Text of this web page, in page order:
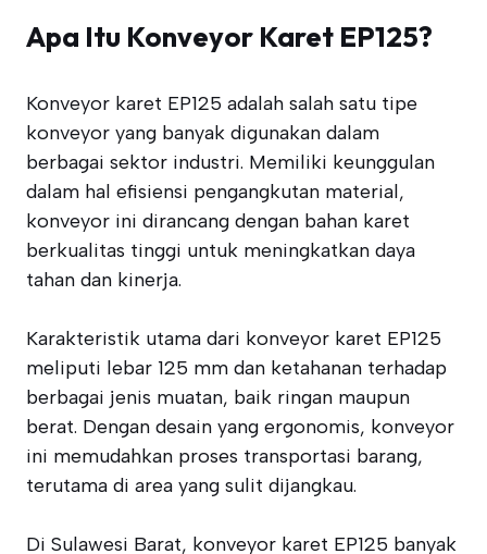
Apa Itu Konveyor Karet EP125?
Konveyor karet EP125 adalah salah satu tipe
konveyor yang banyak digunakan dalam
berbagai sektor industri. Memiliki keunggulan
dalam hal efisiensi pengangkutan material,
konveyor ini dirancang dengan bahan karet
berkualitas tinggi untuk meningkatkan daya
tahan dan kinerja.
Karakteristik utama dari konveyor karet EP125
meliputi lebar 125 mm dan ketahanan terhadap
berbagai jenis muatan, baik ringan maupun
berat. Dengan desain yang ergonomis, konveyor
ini memudahkan proses transportasi barang,
terutama di area yang sulit dijangkau.
Di Sulawesi Barat, konveyor karet EP125 banyak